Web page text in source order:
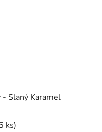
Slaný Karamel
ks)